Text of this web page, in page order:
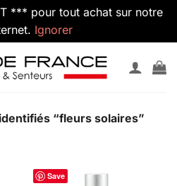
*** pour tout achat sur notre
Ignorer
“fleurs solaires”
Save